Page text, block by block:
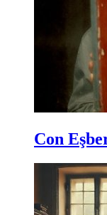
Con